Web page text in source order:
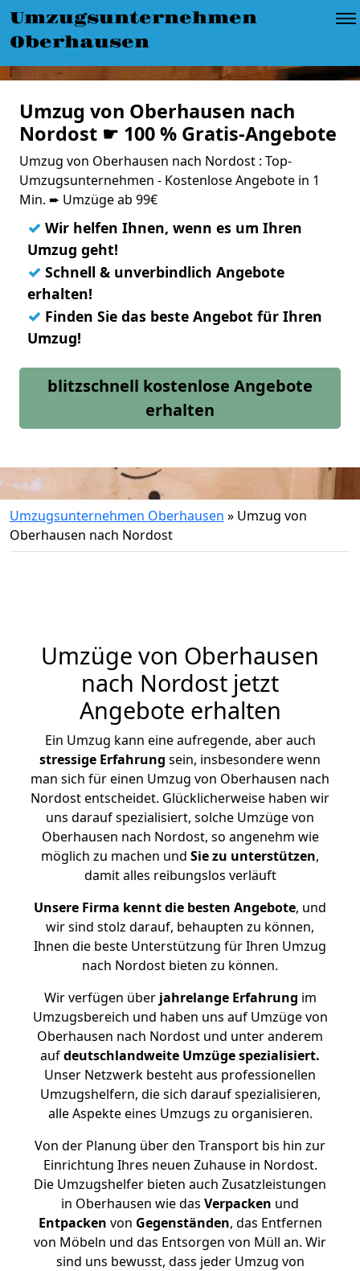
Umzugsunternehmen
Oberhausen
Umzug von Oberhausen nach
Nordost ☛ 100 % Gratis-Angebote
Umzug von Oberhausen nach Nordost : Top-
Umzugsunternehmen - Kostenlose Angebote in 1
Min. ➨ Umzüge ab 99€
✓ Wir helfen Ihnen, wenn es um Ihren
Umzug geht!
✓ Schnell & unverbindlich Angebote
erhalten!
✓ Finden Sie das beste Angebot für Ihren
Umzug!
blitzschnell kostenlose Angebote
erhalten
Umzugsunternehmen Oberhausen » Umzug von
Oberhausen nach Nordost
Umzüge von Oberhausen
nach Nordost jetzt
Angebote erhalten
Ein Umzug kann eine aufregende, aber auch
stressige Erfahrung sein, insbesondere wenn
man sich für einen Umzug von Oberhausen nach
Nordost entscheidet. Glücklicherweise haben wir
uns darauf spezialisiert, solche Umzüge von
Oberhausen nach Nordost, so angenehm wie
möglich zu machen und Sie zu unterstützen,
damit alles reibungslos verläuft
Unsere Firma kennt die besten Angebote, und
wir sind stolz darauf, behaupten zu können,
Ihnen die beste Unterstützung für Ihren Umzug
nach Nordost bieten zu können.
Wir verfügen überjahrelange Erfahrung im
Umzugsbereich und haben uns auf Umzüge von
Oberhausen nach Nordost und unter anderem
aufdeutschlandweite Umzüge spezialisiert.
Unser Netzwerk besteht aus professionellen
Umzugshelfern, die sich darauf spezialisieren,
alle Aspekte eines Umzugs zu organisieren.
Von der Planung über den Transport bis hin zur
Einrichtung Ihres neuen Zuhause in Nordost.
Die Umzugshelfer bieten auch Zusatzleistungen
in Oberhausen wie das Verpacken und
Entpacken von Gegenständen, das Entfernen
von Möbeln und das Entsorgen von Müll an. Wir
sind uns bewusst, dass jeder Umzug von